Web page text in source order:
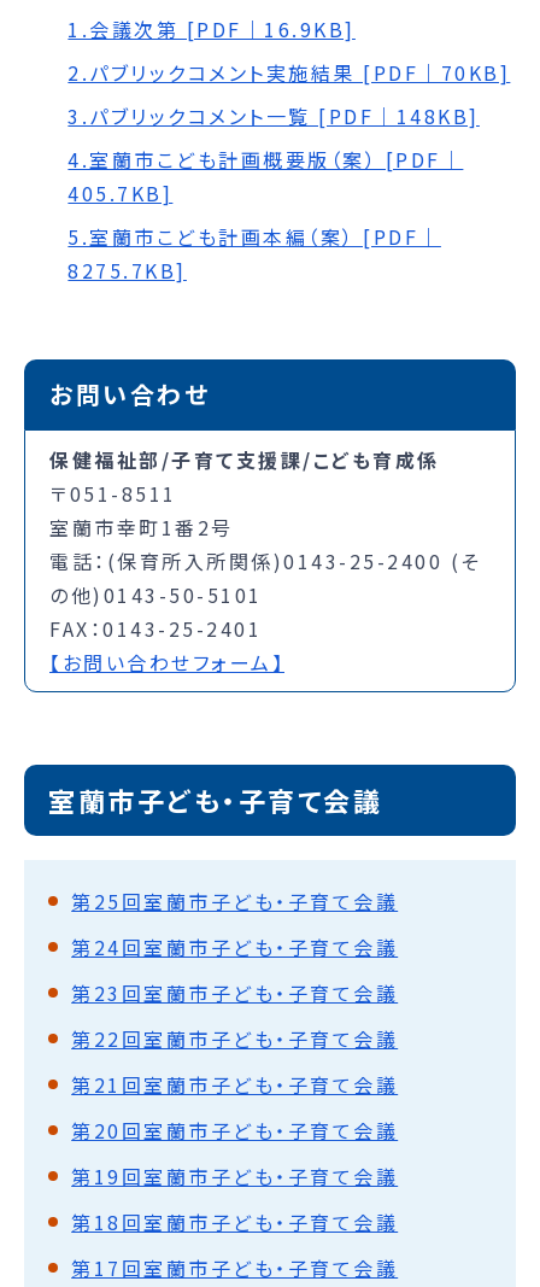
1.会議次第 [PDF｜16.9KB]
2.パブリックコメント実施結果 [PDF｜70KB]
3.パブリックコメント一覧 [PDF｜148KB]
4.室蘭市こども計画概要版（案） [PDF｜
405.7KB]
5.室蘭市こども計画本編（案） [PDF｜
8275.7KB]
お問い合わせ
保健福祉部/子育て支援課/こども育成係
〒051-8511
室蘭市幸町1番2号
電話：(保育所入所関係)0143-25-2400 (そ
の他)0143-50-5101
FAX：0143-25-2401
【お問い合わせフォーム】
室蘭市子ども・子育て会議
第25回室蘭市子ども・子育て会議
第24回室蘭市子ども・子育て会議
第23回室蘭市子ども・子育て会議
第22回室蘭市子ども・子育て会議
第21回室蘭市子ども・子育て会議
第20回室蘭市子ども・子育て会議
第19回室蘭市子ども・子育て会議
第18回室蘭市子ども・子育て会議
第17回室蘭市子ども・子育て会議